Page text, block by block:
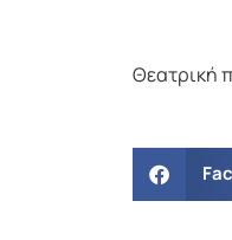
Θεατρική